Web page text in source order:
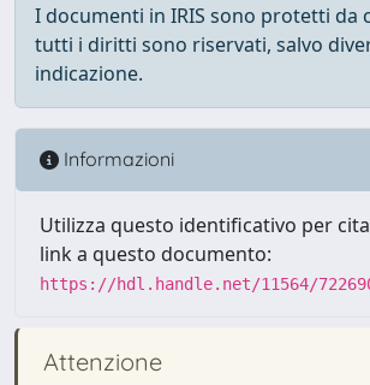
I documenti in IRIS sono protetti da
tutti i diritti sono riservati, salvo
indicazione.
Informazioni
Utilizza questo identificativo per
link a questo documento:
https://hdl.handle.net/11564/
Attenzione